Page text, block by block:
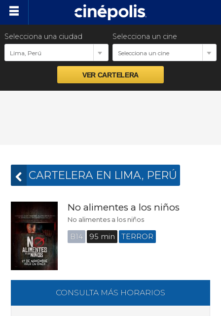
Cartelera
Próximos estrenos
Preventas
Selecciona una ciudad
Lima, Perú
Selecciona un cine
Selecciona un cine
CARTELERA EN LIMA, PERÚ
No alimentes a los niños
No alimentes a los niños
B14 95 min TERROR
CONSULTA MÁS HORARIOS